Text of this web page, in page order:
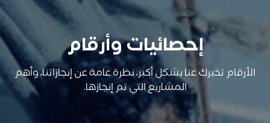
إحصائيات وأرقام
الأرقام تخبرك عنا بشكل أكبر، نظرة عامة عن إنجازاتنا، وأهم
المشاريع التي تم إنجازها.